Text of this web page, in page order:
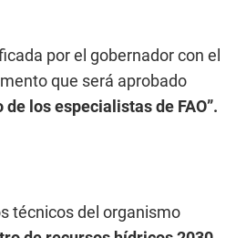
por el gobernador con el
que será aprobado
los especialistas de FAO”.
técnicos del organismo